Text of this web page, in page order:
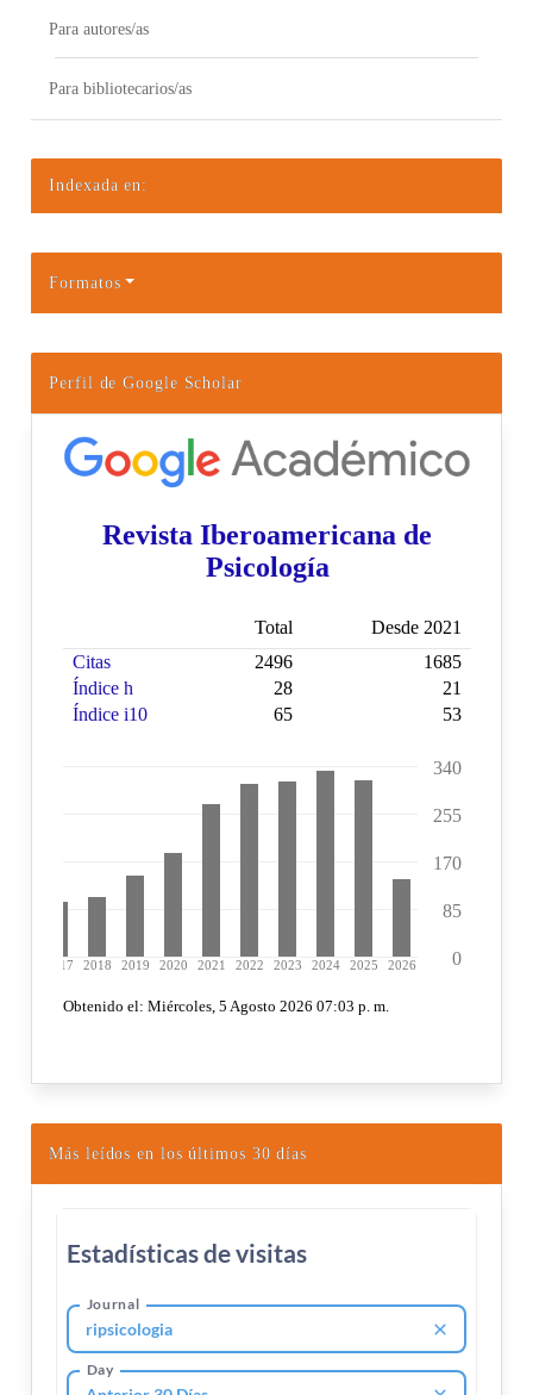
Para autores/as
Para bibliotecarios/as
Indexada en:
Formatos
Perfil de Google Scholar
Más leídos en los últimos 30 días